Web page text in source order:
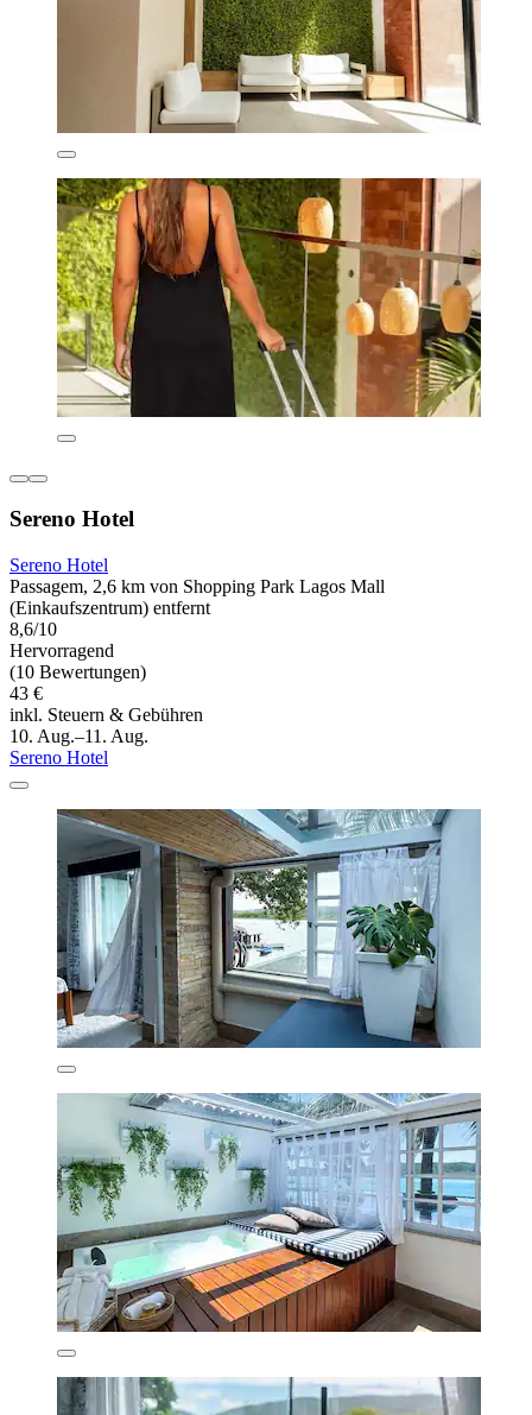
Sereno Hotel
Sereno Hotel
Passagem, 2,6 km von Shopping Park Lagos Mall
(Einkaufszentrum) entfernt
8,6/10
Hervorragend
(10 Bewertungen)
43 €
inkl. Steuern & Gebühren
10. Aug.–11. Aug.
Sereno Hotel